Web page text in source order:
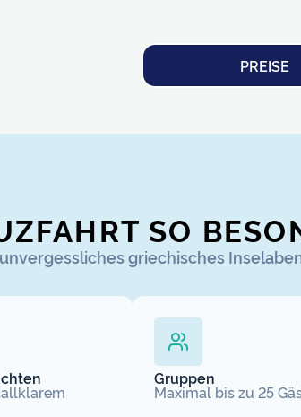
PREISE
SO
griechisches
Gruppen
Maximal bis zu 25